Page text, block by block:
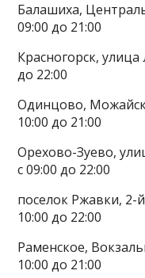
Балашиха,
09:00 до 21:00
Красногорск,
до 22:00
Одинцово,
10:00 до 21:00
Орехово-Зуево,
с 09:00 до 22:00
поселок Ржавки, 2-
10:00 до 22:00
Раменское,
10:00 до 21:00